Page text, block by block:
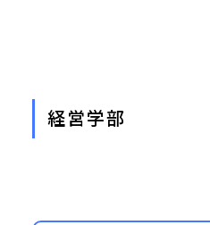
経営学部